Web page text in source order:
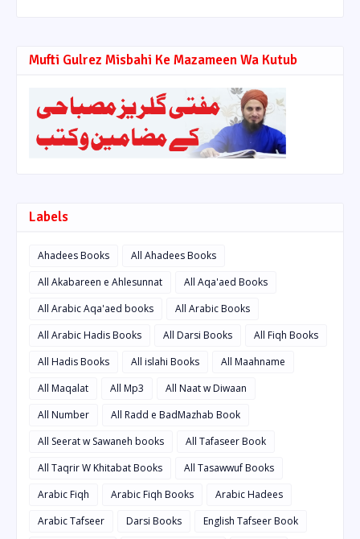
Mufti Gulrez Misbahi Ke Mazameen Wa Kutub
Labels
Ahadees Books
All Ahadees Books
All Akabareen e Ahlesunnat
All Aqa'aed Books
All Arabic Aqa'aed books
All Arabic Books
All Arabic Hadis Books
All Darsi Books
All Fiqh Books
All Hadis Books
All islahi Books
All Maahname
All Maqalat
All Mp3
All Naat w Diwaan
All Number
All Radd e BadMazhab Book
All Seerat w Sawaneh books
All Tafaseer Book
All Taqrir W Khitabat Books
All Tasawwuf Books
Arabic Fiqh
Arabic Fiqh Books
Arabic Hadees
Arabic Tafseer
Darsi Books
English Tafseer Book